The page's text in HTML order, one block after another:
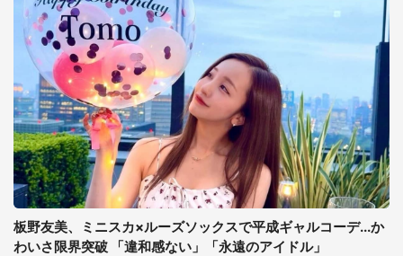
板野友美、ミニスカ×ルーズソックスで平成ギャルコーデ...か
わいさ限界突破 「違和感ない」「永遠のアイドル」